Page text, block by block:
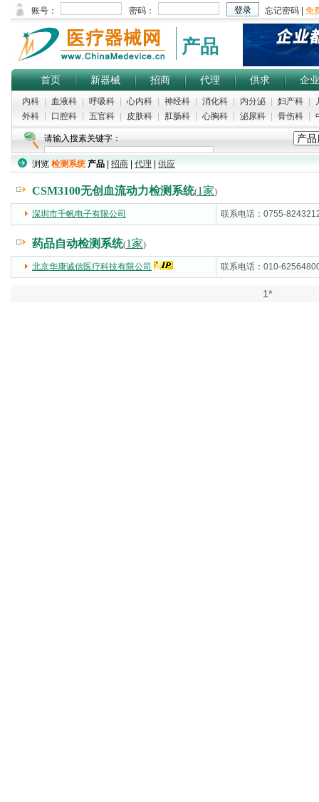
产品
首页 新器械 招商 代理 供求 企业
内科 血液科 呼吸科 心内科 神经科 消化科 内分泌 妇产科
外科
口腔科 五官科 皮肤科 肛肠科 心胸科 泌尿科 骨伤科
请输入搜素关键字：
浏览 检测系统 产品 招商 代理 供应
CSM3100无创血流动力检测系统(1家)
深圳市千帆电子有限公司 联系电话：0755-
药品自动检测系统(1家)
北京华康诚信医疗科技有限公司 联系电话：010-
1*